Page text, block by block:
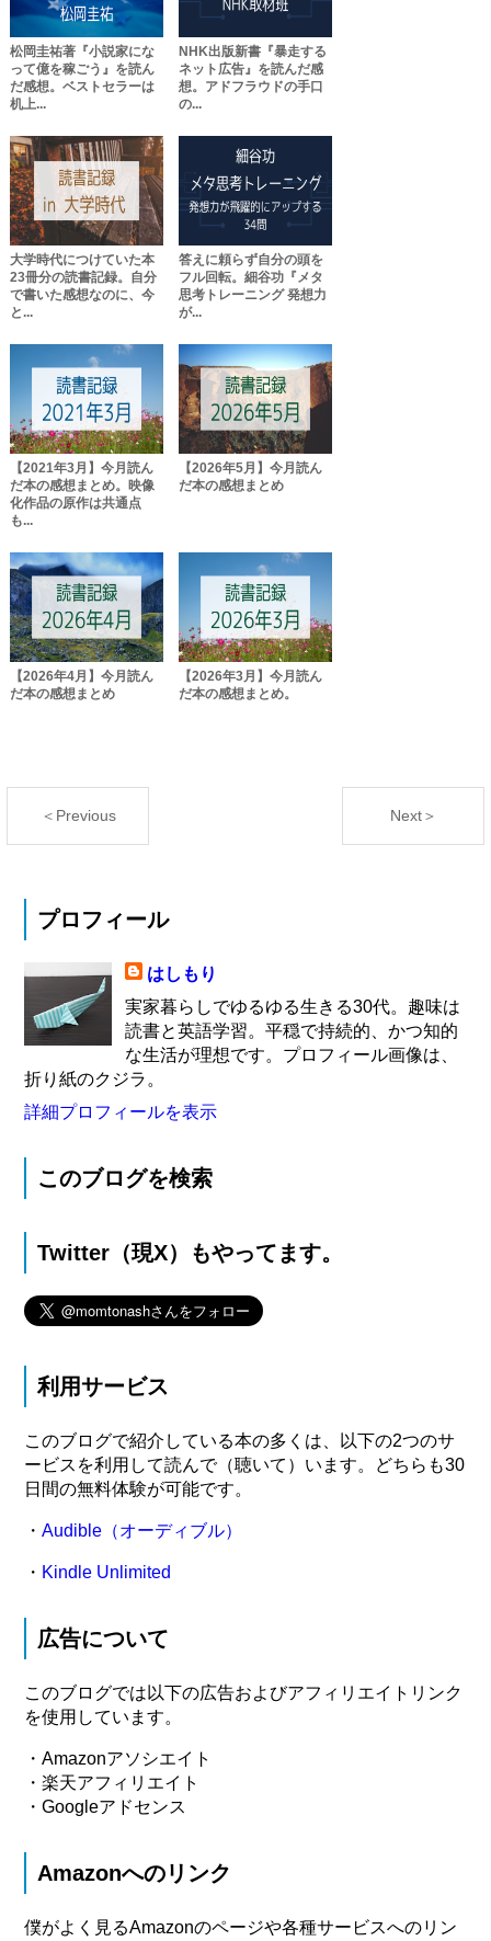
松岡圭祐著『小説家にな
って億を稼ごう』を読ん
だ感想。ベストセラーは
机上...
NHK出版新書『暴走する
ネット広告』を読んだ感
想。アドフラウドの手口
の...
大学時代につけていた本
23冊分の読書記録。自分
で書いた感想なのに、今
と...
答えに頼らず自分の頭を
フル回転。細谷功『メタ
思考トレーニング 発想力
が...
【2021年3月】今月読ん
だ本の感想まとめ。映像
化作品の原作は共通点
も...
【2026年5月】今月読ん
だ本の感想まとめ
【2026年4月】今月読ん
だ本の感想まとめ
【2026年3月】今月読ん
だ本の感想まとめ。
＜Previous Next＞
プロフィール
はしもり
実家暮らしでゆるゆる生きる30代。趣味は
読書と英語学習。平穏で持続的、かつ知的
な生活が理想です。プロフィール画像は、
折り紙のクジラ。
詳細プロフィールを表示
このブログを検索
Twitter（現X）もやってます。
利用サービス
このブログで紹介している本の多くは、以下の2つのサ
ービスを利用して読んで（聴いて）います。どちらも30
日間の無料体験が可能です。
・Audible（オーディブル）
・ Kindle Unlimited
広告について
このブログでは以下の広告およびアフィリエイトリンク
を使用しています。
・Amazonアソシエイト
・楽天アフィリエイト
・Googleアドセンス
Amazonへのリンク
僕がよく見るAmazonのページや各種サービスへのリン